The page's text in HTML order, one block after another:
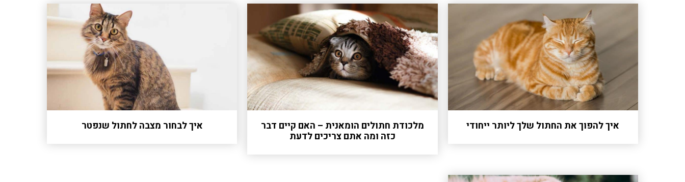
איך להפוך את החתול שלך ליותר ייחודי מלכודת חתולים הומאנית – האם קיים דבר
כזה ומה אתם צריכים לדעת
איך לבחור מצבה לחתול שנפטר